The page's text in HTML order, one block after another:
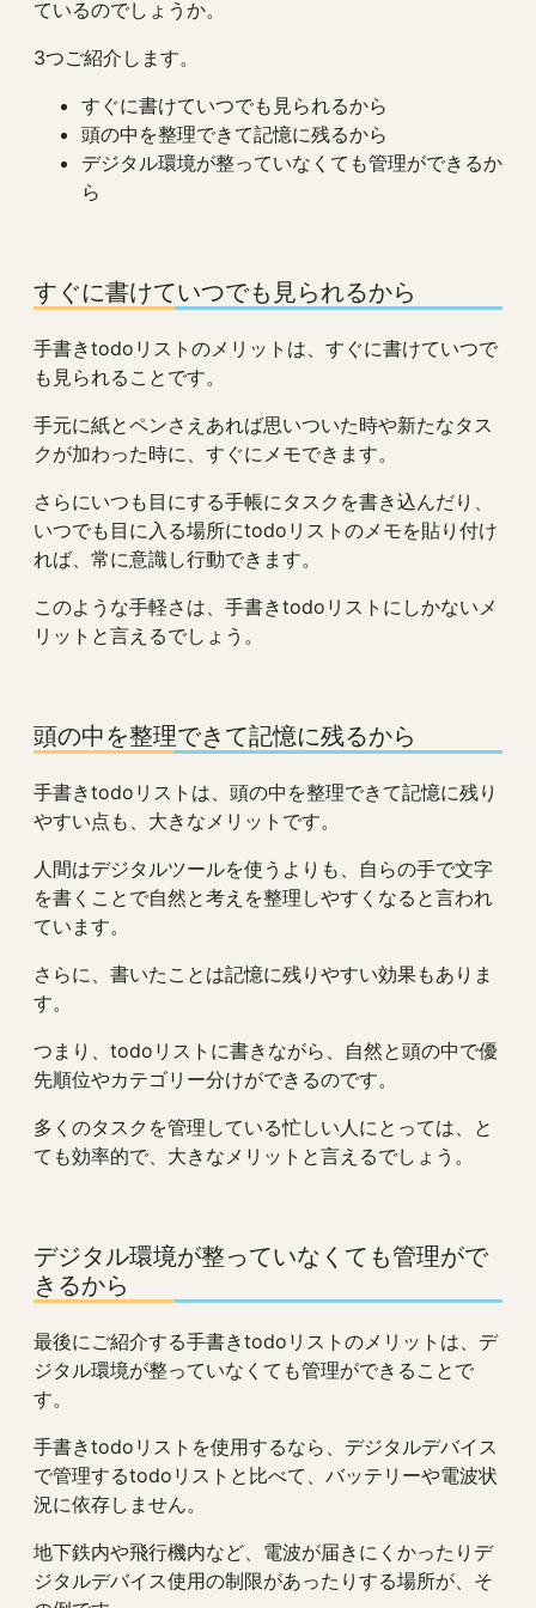
ているのでしょうか。
3つご紹介します。
すぐに書けていつでも見られるから
頭の中を整理できて記憶に残るから
デジタル環境が整っていなくても管理ができるか
ら
すぐに書けていつでも見られるから
手書きtodoリストのメリットは、すぐに書けていつで
も見られることです。
手元に紙とペンさえあれば思いついた時や新たなタス
クが加わった時に、すぐにメモできます。
さらにいつも目にする手帳にタスクを書き込んだり、
いつでも目に入る場所にtodoリストのメモを貼り付け
れば、常に意識し行動できます。
このような手軽さは、手書きtodoリストにしかないメ
リットと言えるでしょう。
頭の中を整理できて記憶に残るから
手書きtodoリストは、頭の中を整理できて記憶に残り
やすい点も、大きなメリットです。
人間はデジタルツールを使うよりも、自らの手で文字
を書くことで自然と考えを整理しやすくなると言われ
ています。
さらに、書いたことは記憶に残りやすい効果もありま
す。
つまり、todoリストに書きながら、自然と頭の中で優
先順位やカテゴリー分けができるのです。
多くのタスクを管理している忙しい人にとっては、と
ても効率的で、大きなメリットと言えるでしょう。
デジタル環境が整っていなくても管理がで
きるから
最後にご紹介する手書きtodoリストのメリットは、デ
ジタル環境が整っていなくても管理ができることで
す。
手書きtodoリストを使用するなら、デジタルデバイス
で管理するtodoリストと比べて、バッテリーや電波状
況に依存しません。
地下鉄内や飛行機内など、電波が届きにくかったりデ
ジタルデバイス使用の制限があったりする場所が、そ